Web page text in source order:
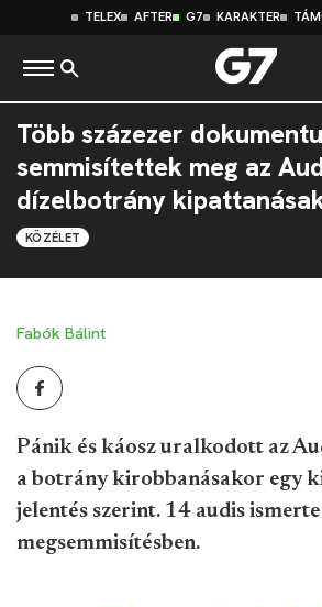
TELEX AFTER G7 KARAKTER
Több százezer
semmisítettek meg az
dízelbotrány
KÖZÉLET
Fabók Bálint
Pánik és káosz uralkodott az
a botrány kirobbanásakor egy
jelentés szerint. 14 audis
megsemmisítésben.